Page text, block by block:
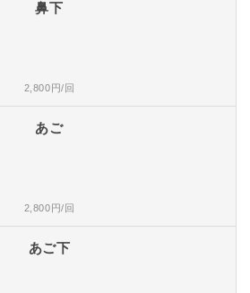
鼻下
2,800円/回
あご
2,800円/回
あご下